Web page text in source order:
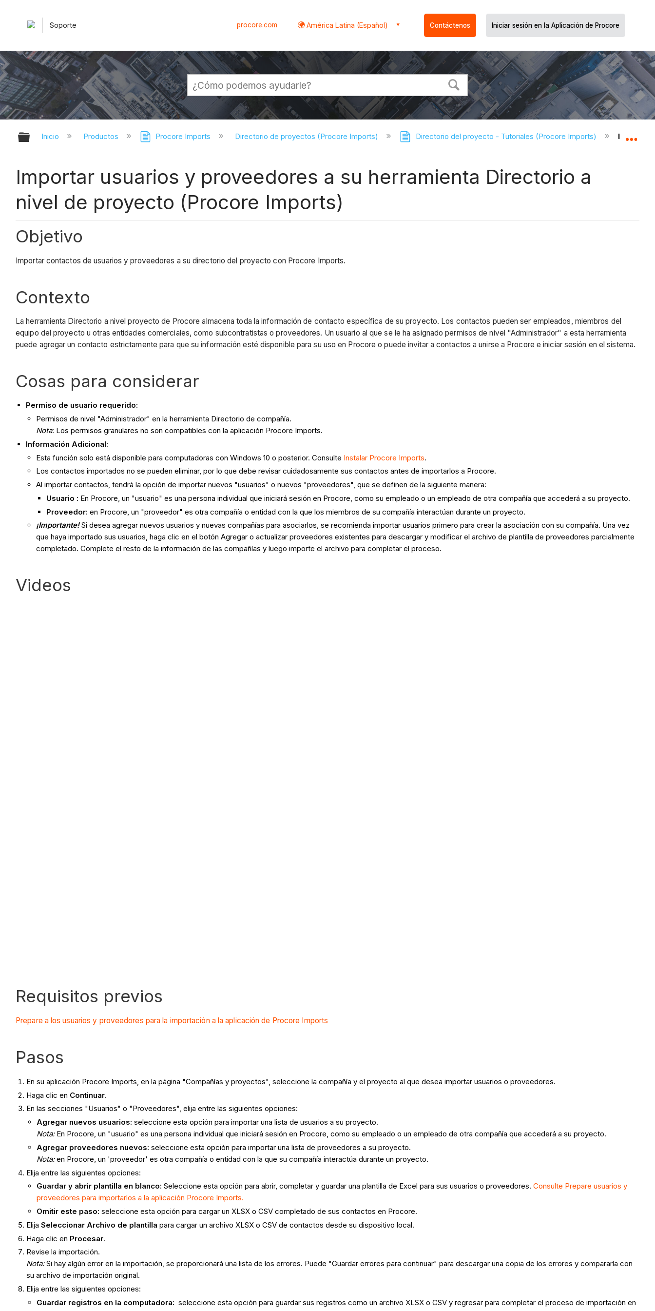
Soporte procore.com América Latina (Español) Contáctenos Iniciar sesión en la Aplicación de Procore
Expandir/contraer jerarquía global
Inicio Productos Procore Imports Directorio de proyectos (Procore Imports) Directorio del proyecto - Tutoriales (Procore Imports) Importar
Importar usuarios y proveedores a su herramienta Directorio a
nivel de proyecto (Procore Imports)
Objetivo
Importar contactos de usuarios y proveedores a su directorio del proyecto con Procore Imports.
Contexto
La herramienta Directorio a nivel proyecto de Procore almacena toda la información de contacto específica de su proyecto. Los contactos pueden ser empleados, miembros del
equipo del proyecto u otras entidades comerciales, como subcontratistas o proveedores. Un usuario al que se le ha asignado permisos de nivel "Administrador" a esta herramienta
puede agregar un contacto estrictamente para que su información esté disponible para su uso en Procore o puede invitar a contactos a unirse a Procore e iniciar sesión en el sistema.
Cosas para considerar
Permiso de usuario requerido:
Permisos de nivel "Administrador" en la herramienta Directorio de compañía.
Nota: Los permisos granulares no son compatibles con la aplicación Procore Imports.
Información Adicional:
Esta función solo está disponible para computadoras con Windows 10 o posterior. Consulte Instalar Procore Imports.
Los contactos importados no se pueden eliminar, por lo que debe revisar cuidadosamente sus contactos antes de importarlos a Procore.
Al importar contactos, tendrá la opción de importar nuevos "usuarios" o nuevos "proveedores", que se definen de la siguiente manera:
Usuario : En Procore, un "usuario" es una persona individual que iniciará sesión en Procore, como su empleado o un empleado de otra compañía que accederá a su proyecto.
Proveedor: en Procore, un "proveedor" es otra compañía o entidad con la que los miembros de su compañía interactúan durante un proyecto.
¡Importante! Si desea agregar nuevos usuarios y nuevas compañías para asociarlos, se recomienda importar usuarios primero para crear la asociación con su compañía. Una vez
que haya importado sus usuarios, haga clic en el botón Agregar o actualizar proveedores existentes para descargar y modificar el archivo de plantilla de proveedores parcialmente
completado. Complete el resto de la información de las compañías y luego importe el archivo para completar el proceso.
Videos
Requisitos previos
Prepare a los usuarios y proveedores para la importación a la aplicación de Procore Imports
Pasos
En su aplicación Procore Imports, en la página "Compañías y proyectos", seleccione la compañía y el proyecto al que desea importar usuarios o proveedores.
Haga clic en Continuar.
En las secciones "Usuarios" o "Proveedores", elija entre las siguientes opciones:
Agregar nuevos usuarios:seleccione esta opción para importar una lista de usuarios a su proyecto.
Nota: En Procore, un "usuario" es una persona individual que iniciará sesión en Procore, como su empleado o un empleado de otra compañía que accederá a su proyecto.
Agregar proveedores nuevos: seleccione esta opción para importar una lista de proveedores a su proyecto.
Nota:en Procore, un 'proveedor' es otra compañía o entidad con la que su compañía interactúa durante un proyecto.
Elija entre las siguientes opciones:
Guardar y abrir plantilla en blanco:Seleccione esta opción para abrir, completar y guardar una plantilla de Excel para sus usuarios o proveedores.Consulte Prepare usuarios y
proveedores para importarlos a la aplicación Procore Imports.
Omitir este paso:seleccione esta opción para cargar un XLSX o CSV completado de sus contactos en Procore.
Elija Seleccionar Archivo de plantillapara cargar un archivo XLSX o CSV de contactos desde su dispositivo local.
Haga clic en Procesar.
Revise la importación.
Nota:Si hay algún error en la importación, se proporcionará una lista de los errores. Puede "Guardar errores para continuar" para descargar una copia de los errores y compararla con
su archivo de importación original.
Elija entre las siguientes opciones:
Guardar registros en la computadora: seleccione esta opción para guardar sus registros como un archivo XLSX o CSV y regresar para completar el proceso de importación en